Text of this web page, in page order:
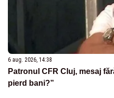
6 aug. 2026, 14:38
Patronul CFR Cluj, mesaj
pierd bani?”